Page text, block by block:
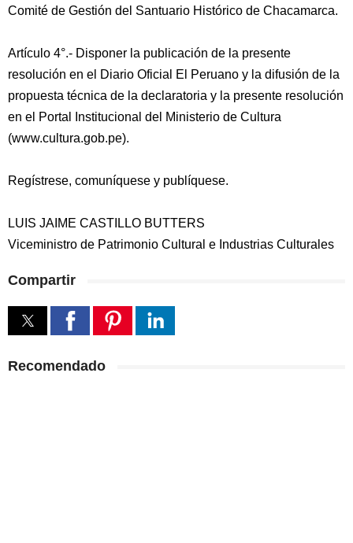
Comité de Gestión del Santuario Histórico de Chacamarca.
Artículo 4°.- Disponer la publicación de la presente
resolución en el Diario Oficial El Peruano y la difusión de la
propuesta técnica de la declaratoria y la presente resolución
en el Portal Institucional del Ministerio de Cultura
(www.cultura.gob.pe).
Regístrese, comuníquese y publíquese.
LUIS JAIME CASTILLO BUTTERS
Viceministro de Patrimonio Cultural e Industrias Culturales
Compartir
Recomendado